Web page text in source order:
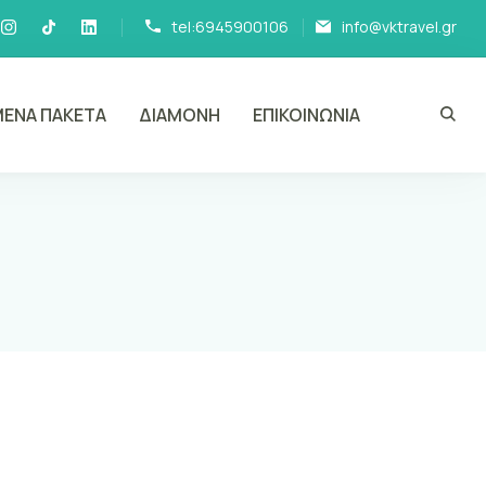
tel:6945900106 info@vktravel.gr
ΠΑΚΕΤΑ ΔΙΑΜΟΝΗ ΕΠΙΚΟΙΝΩΝΙΑ